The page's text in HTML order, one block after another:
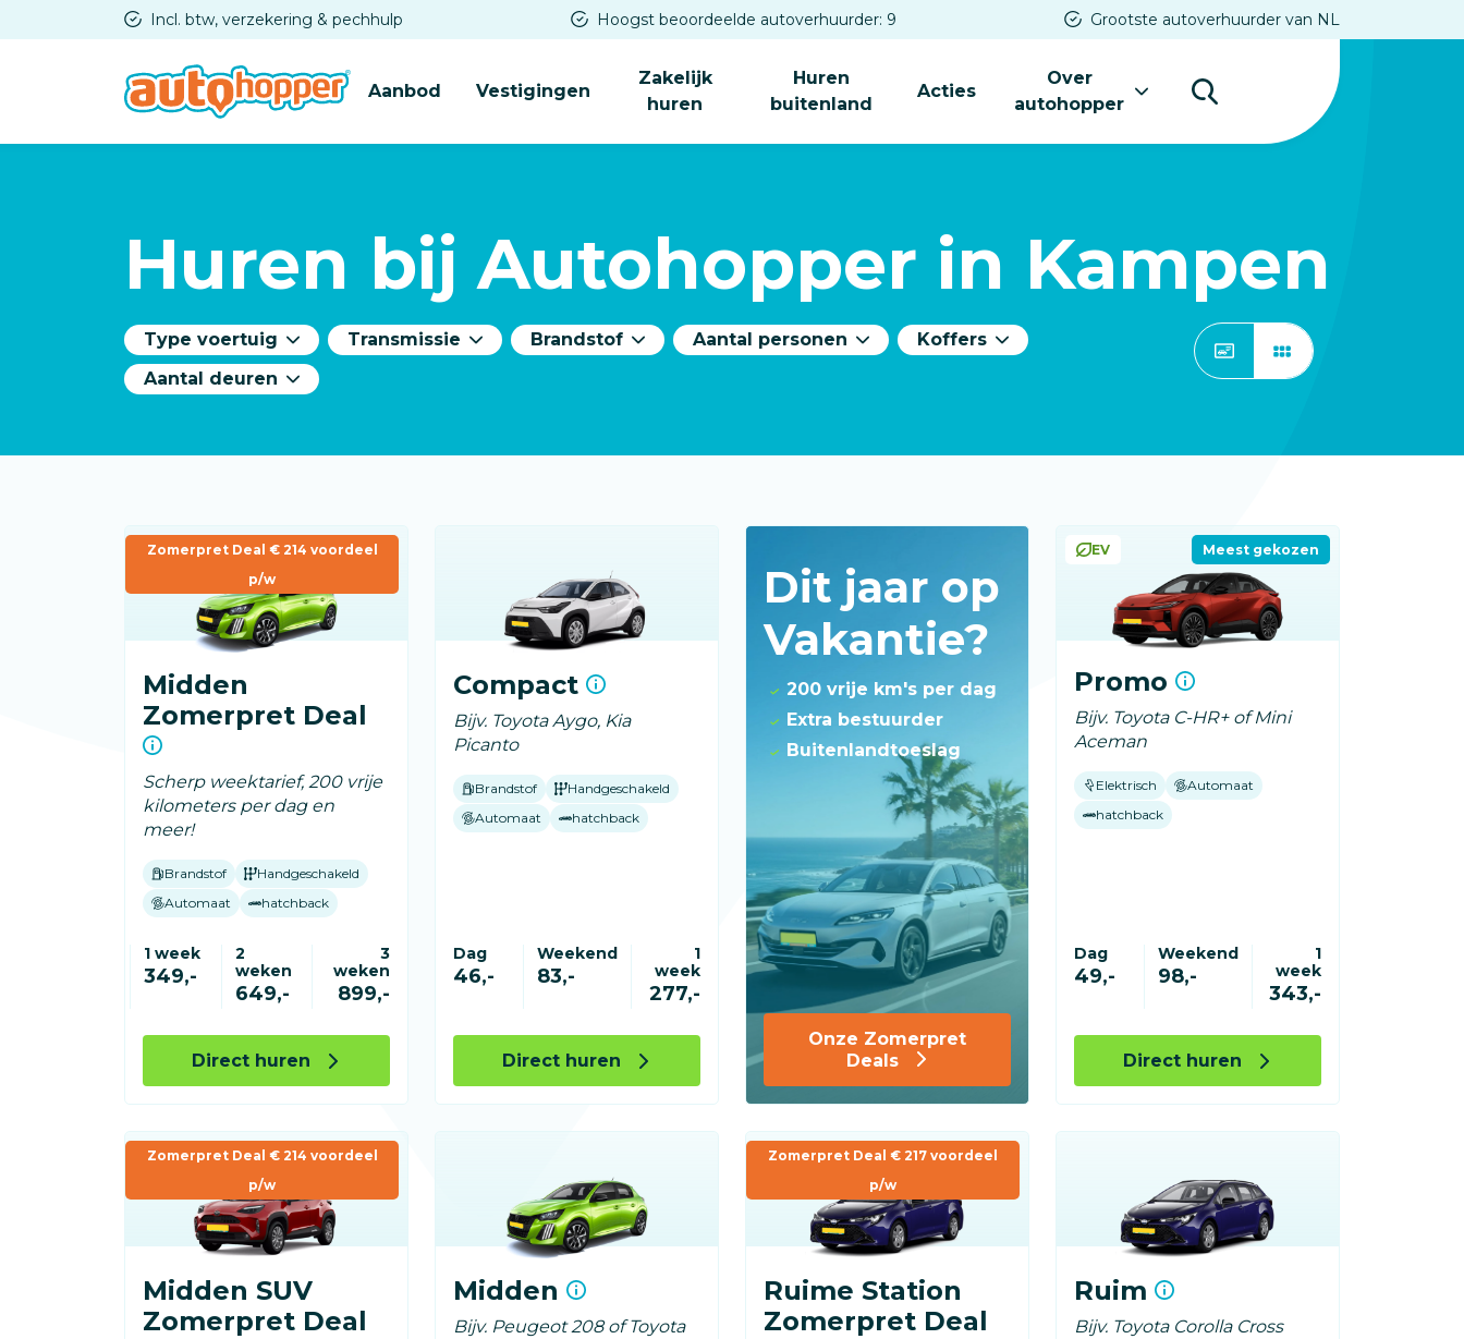
inhoud
Incl. btw, verzekering & pechhulp Hoogst beoordeelde autoverhuurder: 9 Grootste autoverhuurder van NL
Aanbod Vestigingen
Zakelijk
huren
Huren
buitenland
Acties
Over
autohopper
Huren bij Autohopper in Kampen
Type voertuig Transmissie Brandstof Aantal personen
Koffers
Aantal deuren
Zomerpret Deal € 214 voordeel
p/w
Midden
Zomerpret Deal
Scherp weektarief, 200 vrije
kilometers per dag en
meer!
Brandstof
Handgeschakeld
Automaat
hatchback
1 week
349,-
2
weken
649,-
3
weken
899,-
Direct huren
Compact
Bijv. Toyota Aygo, Kia
Picanto
Brandstof
Handgeschakeld
Automaat
hatchback
Dag
46,-
Weekend
83,-
1
week
277,-
Direct huren
Dit jaar op
Vakantie?
200 vrije km's per dag
Extra bestuurder
Buitenlandtoeslag
Onze Zomerpret
Deals
EV Meest gekozen
Promo
Bijv. Toyota C-HR+ of Mini
Aceman
Elektrisch
Automaat
hatchback
Dag
49,-
Weekend
98,-
1
week
343,-
Direct huren
Zomerpret Deal € 214 voordeel
p/w
Midden SUV
Zomerpret Deal
Midden
Bijv. Peugeot 208 of Toyota
Zomerpret Deal € 217 voordeel
p/w
Ruime Station
Zomerpret Deal
Ruim
Bijv. Toyota Corolla Cross